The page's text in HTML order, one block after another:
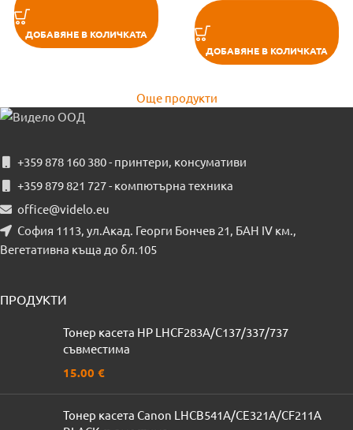
ДОБАВЯНЕ В КОЛИЧКАТА
ДОБАВЯНЕ В КОЛИЧКАТА
Още продукти
+359 878 160 380 - принтери, консумативи
+359 879 821 727 - компютърна техника
office@videlo.eu
София 1113, ул.Акад. Георги Бончев 21, БАН IV км.,
Вегетативна къща до бл.105
ПРОДУКТИ
Тонер касета HP LHCF283A/C137/337/737
съвместима
15.00 €
Тонер касета Canon LHCB541A/CE321A/CF211A